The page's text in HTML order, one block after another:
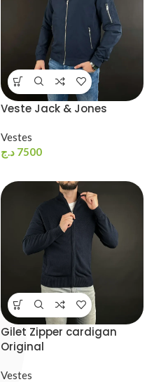
Veste Jack & Jones
Vestes
7500 د.ج
Gilet Zipper cardigan
Original
Vestes